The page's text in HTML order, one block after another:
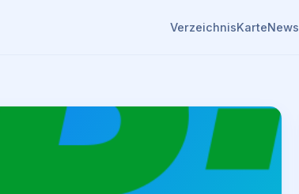
VerzeichnisKarteNews